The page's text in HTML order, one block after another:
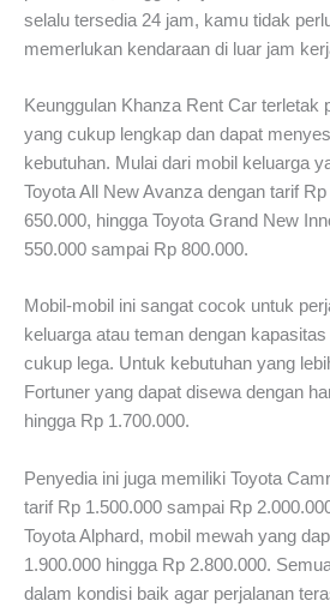
selalu tersedia 24 jam, kamu tidak
memerlukan kendaraan di luar jam
Keunggulan Khanza Rent Car terletak
yang cukup lengkap dan dapat
kebutuhan. Mulai dari mobil keluarga
Toyota All New Avanza dengan tarif
650.000, hingga Toyota Grand New
550.000 sampai Rp 800.000.
Mobil-mobil ini sangat cocok untuk
keluarga atau teman dengan
cukup lega. Untuk kebutuhan yang
Fortuner yang dapat disewa dengan
hingga Rp 1.700.000.
Penyedia ini juga memiliki Toyota
tarif Rp 1.500.000 sampai Rp
Toyota Alphard, mobil mewah yang
1.900.000 hingga Rp 2.800.000.
dalam kondisi baik agar perjalanan